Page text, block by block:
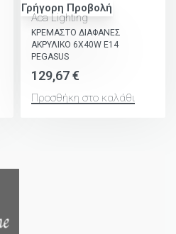
Γρήγορη Προβολή
Aca Lighting
ΚΡΕΜΑΣΤΟ ΔΙΑΦΑΝΕΣ
ΑΚΡΥΛΙΚΟ 6X40W E14
PEGASUS
129,67€
Προσθήκη στο καλάθι